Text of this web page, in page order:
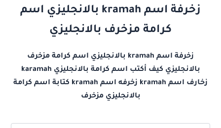
زخرفة اسم kramah بالانجليزي اسم
كرامة مزخرف بالانجليزي
زخرفة اسم kramah بالانجليزي اسم كرامة مزخرف
بالانجليزي كيف أكتب اسم كرامة بالانجليزي karamah
زخارف اسم kramah زخرفه اسم kramah كتابة اسم كرامة
بالانجليزي مزخرف